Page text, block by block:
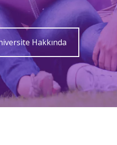
Hakkında